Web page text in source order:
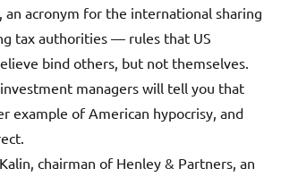
an acronym for the international sharing
tax authorities — rules that US
bind others, but not themselves.
investment managers will tell you that
example of American hypocrisy, and
chairman of Henley & Partners, an